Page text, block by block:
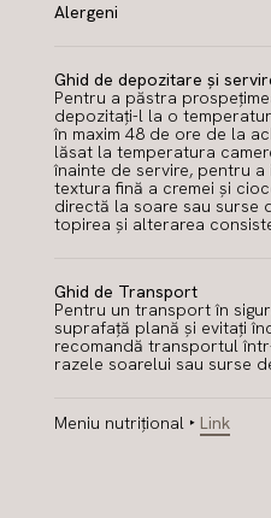
Alergeni
Ghid de depozitare și
Pentru a păstra
depozitați-l la o
în maxim 48 de ore de la
lăsat la temperatura
înainte de servire, pentru a
textura fină a cremei și
directă la soare sau surse
topirea și alterarea
Ghid de Transport
Pentru un transport în
suprafață plană și evitați
recomandă transportul
razele soarelui sau surse
Meniu nutrițional ‣ Link